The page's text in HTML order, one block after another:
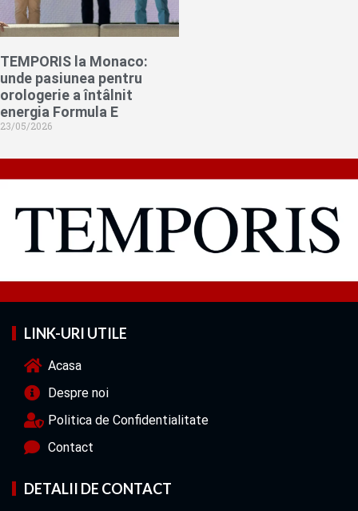
TEMPORIS la Monaco:
unde pasiunea pentru
orologerie a întâlnit
energia Formula E
23/05/2026
LINK-URI UTILE
Acasa
Despre noi
Politica de Confidentialitate
Contact
DETALII DE CONTACT